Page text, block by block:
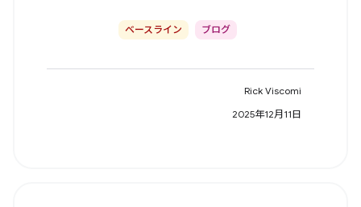
ベースライン ブログ
Rick Viscomi
2025年12月11日